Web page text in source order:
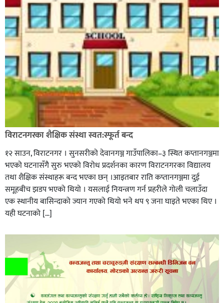
विराटनगरका शैक्षिक संस्था स्वत:स्फूर्त बन्द
१२ साउन, विराटनगर । सुनसरीको देवानगञ्ज गाउँपालिका–३ स्थित कप्तानगञ्जमा
भएको घटनासँगै सुरु भएको विरोध प्रदर्शनका कारण विराटनगरका विद्यालय
तथा शैक्षिक संस्थाहरू बन्द भएका छन् ।आइतबार राति कप्तानगञ्जमा दुई
समूहबीच झडप भएको थियो । यसलाई नियन्त्रण गर्न प्रहरीले गोली चलाउँदा
एक स्थानीय बासिन्दाको ज्यान गएको थियो भने थप ९ जना घाइते भएका थिए ।
यही घटनाको […]